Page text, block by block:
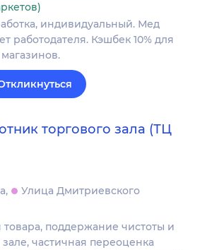
индивидуальный. Мед
работодателя. Кэшбек 10% для
торгового зала (ТЦ
Улица Дмитриевского
поддержание чистоты и
частичная переоценка